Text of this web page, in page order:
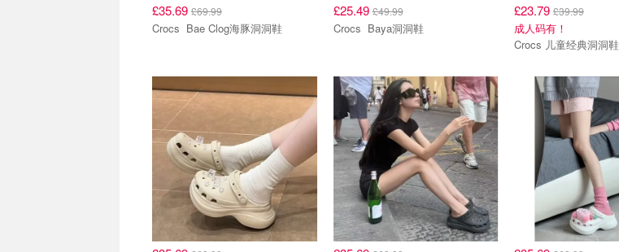
£35.69 £69.99
Crocs Bae Clog海豚洞洞鞋
£25.49£49.99
Crocs Baya洞洞鞋
£23.79 £39.99
成人码有！
Crocs 儿童经典洞洞鞋